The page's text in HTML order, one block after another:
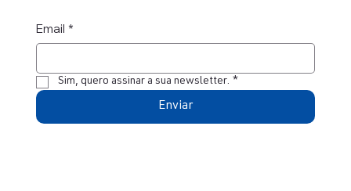
Email *
Sim, quero assinar a sua newsletter. *
Enviar